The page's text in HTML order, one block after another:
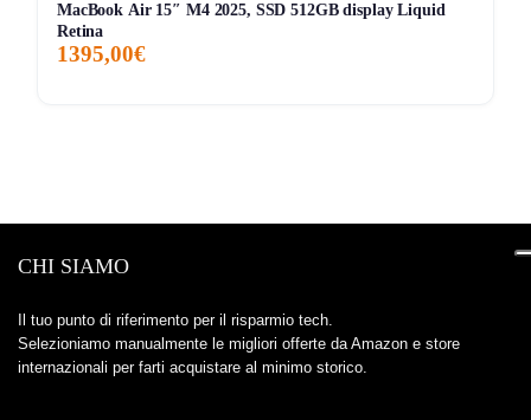
MacBook Air 15″ M4 2025, SSD 512GB display Liquid
Retina
1395,00€
CHI SIAMO
Il tuo punto di riferimento per il risparmio tech.
Selezioniamo manualmente le migliori offerte da Amazon e store
internazionali per farti acquistare al minimo storico.